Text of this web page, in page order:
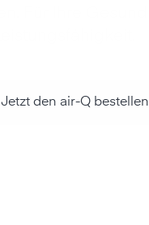
Jetzt den air-Q bestellen